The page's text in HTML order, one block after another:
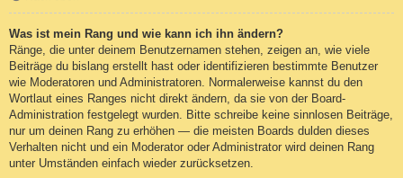
Was ist mein Rang und wie kann ich ihn ändern?
Ränge, die unter deinem Benutzernamen stehen, zeigen an, wie viele
Beiträge du bislang erstellt hast oder identifizieren bestimmte Benutzer
wie Moderatoren und Administratoren. Normalerweise kannst du den
Wortlaut eines Ranges nicht direkt ändern, da sie von der Board-
Administration festgelegt wurden. Bitte schreibe keine sinnlosen Beiträge,
nur um deinen Rang zu erhöhen — die meisten Boards dulden dieses
Verhalten nicht und ein Moderator oder Administrator wird deinen Rang
unter Umständen einfach wieder zurücksetzen.